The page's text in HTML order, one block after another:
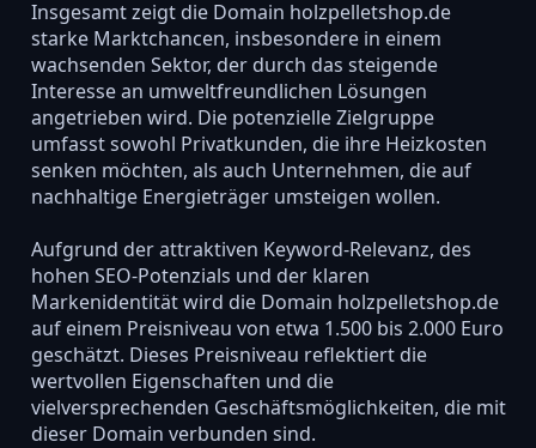
Insgesamt zeigt die Domain holzpelletshop.de
starke Marktchancen, insbesondere in einem
wachsenden Sektor, der durch das steigende
Interesse an umweltfreundlichen Lösungen
angetrieben wird. Die potenzielle Zielgruppe
umfasst sowohl Privatkunden, die ihre Heizkosten
senken möchten, als auch Unternehmen, die auf
nachhaltige Energieträger umsteigen wollen.
Aufgrund der attraktiven Keyword-Relevanz, des
hohen SEO-Potenzials und der klaren
Markenidentität wird die Domain holzpelletshop.de
auf einem Preisniveau von etwa 1.500 bis 2.000 Euro
geschätzt. Dieses Preisniveau reflektiert die
wertvollen Eigenschaften und die
vielversprechenden Geschäftsmöglichkeiten, die mit
dieser Domain verbunden sind.